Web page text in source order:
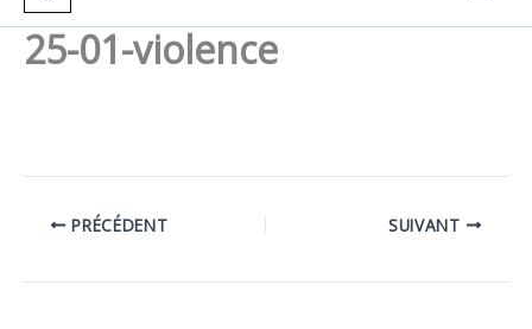
25-01-violence
PRÉCÉDENT SUIVANT